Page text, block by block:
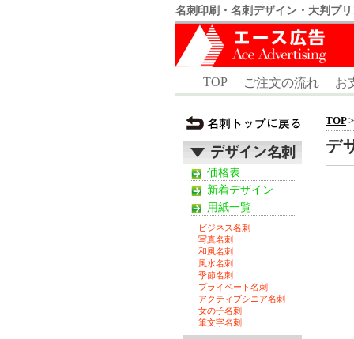
名刺印刷・名刺デザイン・大判プ
TOP ご注文の流れ お
価格表
新着デザイン
用紙一覧
ビジネス名刺
写真名刺
和風名刺
風水名刺
季節名刺
プライベート名刺
アクティブシニア名刺
女の子名刺
筆文字名刺
TOP
デ